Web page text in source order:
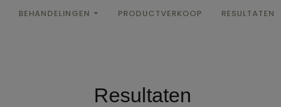
BEHANDELINGEN PRODUCTVERKOOP RESULTATEN
Resultaten